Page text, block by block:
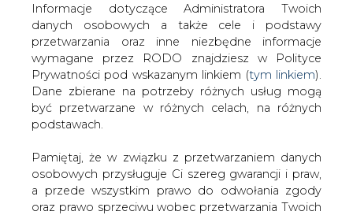
Informacje dotyczące Administratora Twoich
danych osobowych a także cele i podstawy
przetwarzania oraz inne niezbędne informacje
wymagane przez RODO znajdziesz w Polityce
Prywatności pod wskazanym linkiem (tym linkiem).
Dane zbierane na potrzeby różnych usług mogą
być przetwarzane w różnych celach, na różnych
podstawach.
Pamiętaj, że w związku z przetwarzaniem danych
osobowych przysługuje Ci szereg gwarancji i praw,
a przede wszystkim prawo do odwołania zgody
oraz prawo sprzeciwu wobec przetwarzania Twoich
skomentuj
udostępnij:
Analitycy: segment rafineryjny
obciąży wyniki Orlenu za trzeci
kwartał